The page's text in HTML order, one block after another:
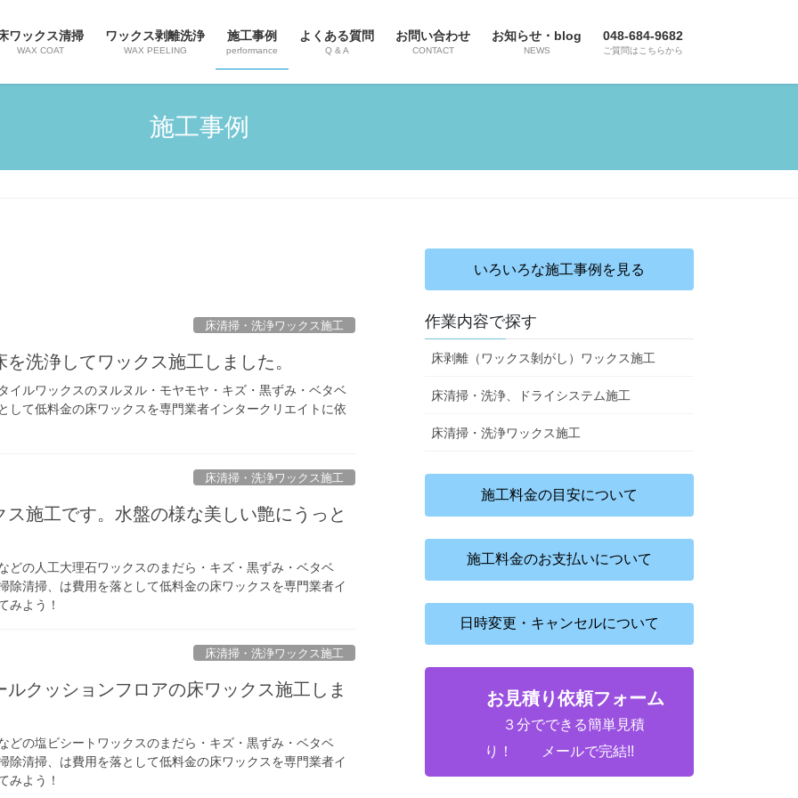
ワックス清掃
WAX COAT
ワックス剥離洗浄
WAX PEELING
施工事例
performance
よくある質問
Q & A
お問い合わせ
CONTACT
お知らせ・blog
NEWS
048-684-9682
ご質問はこちらから
施工事例
床清掃・洗浄ワックス施工
洗浄してワックス施工しました。
イルワックスのヌルヌル・モヤモヤ・キズ・黒ずみ・ベタベ
して低料金の床ワックスを専門業者インタークリエイトに依
床清掃・洗浄ワックス施工
施工です。水盤の様な美しい艶にうっと
どの人工大理石ワックスのまだら・キズ・黒ずみ・ベタベ
除清掃、は費用を落として低料金の床ワックスを専門業者イ
みよう！
床清掃・洗浄ワックス施工
クッションフロアの床ワックス施工しま
どの塩ビシートワックスのまだら・キズ・黒ずみ・ベタベ
除清掃、は費用を落として低料金の床ワックスを専門業者イ
みよう！
いろいろな施工事例を見る
作業内容で探す
床剥離（ワックス剝がし）ワックス施工
床清掃・洗浄、ドライシステム施工
床清掃・洗浄ワックス施工
施工料金の目安について
施工料金のお支払いについて
日時変更・キャンセルについて
お見積り依頼フォーム
３分でできる簡単見積
り！ メールで完結!!